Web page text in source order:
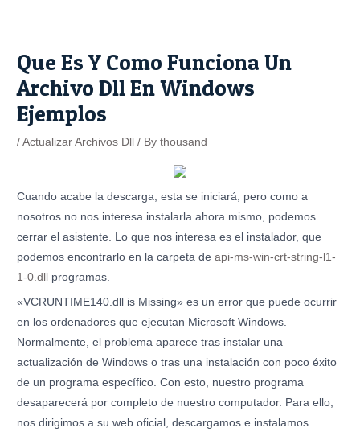
Que Es Y Como Funciona Un
Archivo Dll En Windows
Ejemplos
/Actualizar Archivos Dll / Bythousand
Cuando acabe la descarga, esta se iniciará, pero como a
nosotros no nos interesa instalarla ahora mismo, podemos
cerrar el asistente. Lo que nos interesa es el instalador, que
podemos encontrarlo en la carpeta deapi-ms-win-crt-string-l1-
1-0.dll programas.
«VCRUNTIME140.dll is Missing» es un error que puede ocurrir
en los ordenadores que ejecutan Microsoft Windows.
Normalmente, el problema aparece tras instalar una
actualización de Windows o tras una instalación con poco éxito
de un programa específico. Con esto, nuestro programa
desaparecerá por completo de nuestro computador. Para ello,
nos dirigimos a su web oficial, descargamos e instalamos